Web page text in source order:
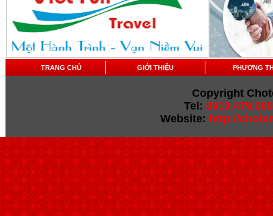
TRANG CHỦ GIỚI THIỆU PHƯƠNG
Copyright
Tel: 0919.479.289
Website: http://